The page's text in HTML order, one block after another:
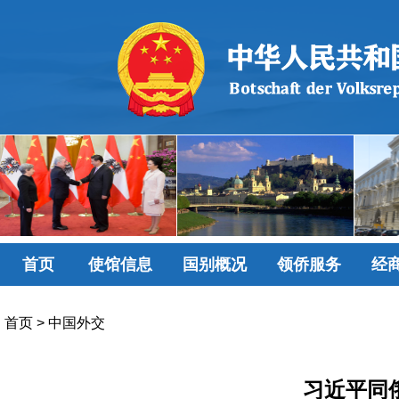
首页 使馆信息 国别概况 领侨服务 经
首页 > 中国外交
习近平同